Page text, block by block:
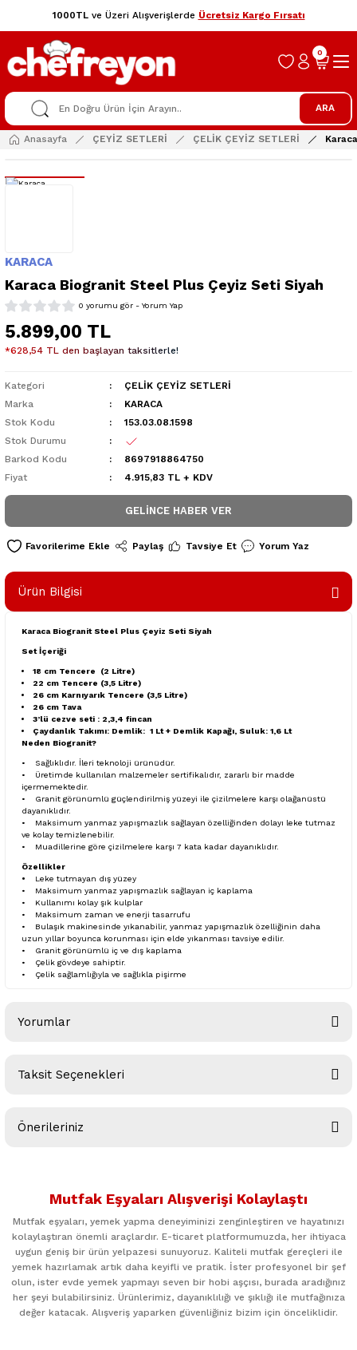
1000TLve Üzeri Alışverişlerde Ücretsiz Kargo Fırsatı
ARA
0
Anasayfa ÇEYİZ SETLERİ ÇELİK ÇEYİZ SETLERİ
KARACA
Karaca Biogranit Steel Plus Çeyiz Seti Siyah
0 yorumu gör - Yorum Yap
5.899,00 TL
*628,54 TL den başlayan taksitlerle!
Kategori
ÇELİK ÇEYİZ SETLERİ
Marka
KARACA
Stok Kodu
153.03.08.1598
Stok Durumu
Barkod Kodu
8697918864750
Fiyat
4.915,83 TL + KDV
GELINCE HABER VER
Paylaş Tavsiye Et Yorum Yaz
Ürün Bilgisi
Karaca Biogranit Steel Plus Çeyiz Seti Siyah
Set İçeriği
18 cm Tencere (2 Litre)
22 cm Tencere (3,5 Litre)
26 cm Karnıyarık Tencere (3,5 Litre)
26 cm Tava
3’lü cezve seti : 2,3,4 fincan
Çaydanlık Takımı: Demlik: 1 Lt + Demlik Kapağı, Suluk: 1,6 Lt
Neden Biogranit?
• Sağlıklıdır. İleri teknoloji ürünüdür.
• Üretimde kullanılan malzemeler sertifikalıdır, zararlı bir madde
içermemektedir.
• Granit görünümlü güçlendirilmiş yüzeyi ile çizilmelere karşı olağanüstü
dayanıklıdır.
• Maksimum yanmaz yapışmazlık sağlayan özelliğinden dolayı leke tutmaz
ve kolay temizlenebilir.
• Muadillerine göre çizilmelere karşı 7 kata kadar dayanıklıdır.
Özellikler
•
Leke tutmayan dış yüzey
• Maksimum yanmaz yapışmazlık sağlayan iç kaplama
• Kullanımı kolay şık kulplar
• Maksimum zaman ve enerji tasarrufu
• Bulaşık makinesinde yıkanabilir, yanmaz yapışmazlık özelliğinin daha
uzun yıllar boyunca korunması için elde yıkanması tavsiye edilir.
• Granit görünümlü iç ve dış kaplama
• Çelik gövdeye sahiptir.
• Çelik sağlamlığıyla ve sağlıkla pişirme
Yorumlar
Taksit Seçenekleri
Önerileriniz
kullanarak tarafımıza iletebilirsiniz.
Ürün resmi kalitesiz, bozuk veya görüntülenemiyor.
Ürün açıklamasında eksik bilgiler bulunuyor.
Ürün bilgilerinde hatalar bulunuyor.
Ürün fiyatı diğer sitelerden daha pahalı.
Mutfak Eşyaları Alışverişi Kolaylaştı
Mutfak eşyaları, yemek yapma deneyiminizi zenginleştiren ve hayatınızı
kolaylaştıran önemli araçlardır. E-ticaret platformumuzda, her ihtiyaca
uygun geniş bir ürün yelpazesi sunuyoruz. Kaliteli mutfak gereçleri ile
yemek hazırlamak artık daha keyifli ve pratik. İster profesyonel bir şef
olun, ister evde yemek yapmayı seven bir hobi aşçısı, burada aradığınız
her şeyi bulabilirsiniz. Ürünlerimiz, dayanıklılığı ve şıklığı ile mutfağınıza
değer katacak. Alışveriş yaparken güvenliğiniz bizim için önceliklidir.